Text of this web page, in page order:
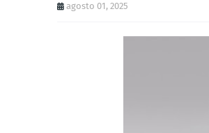
agosto 01, 2025